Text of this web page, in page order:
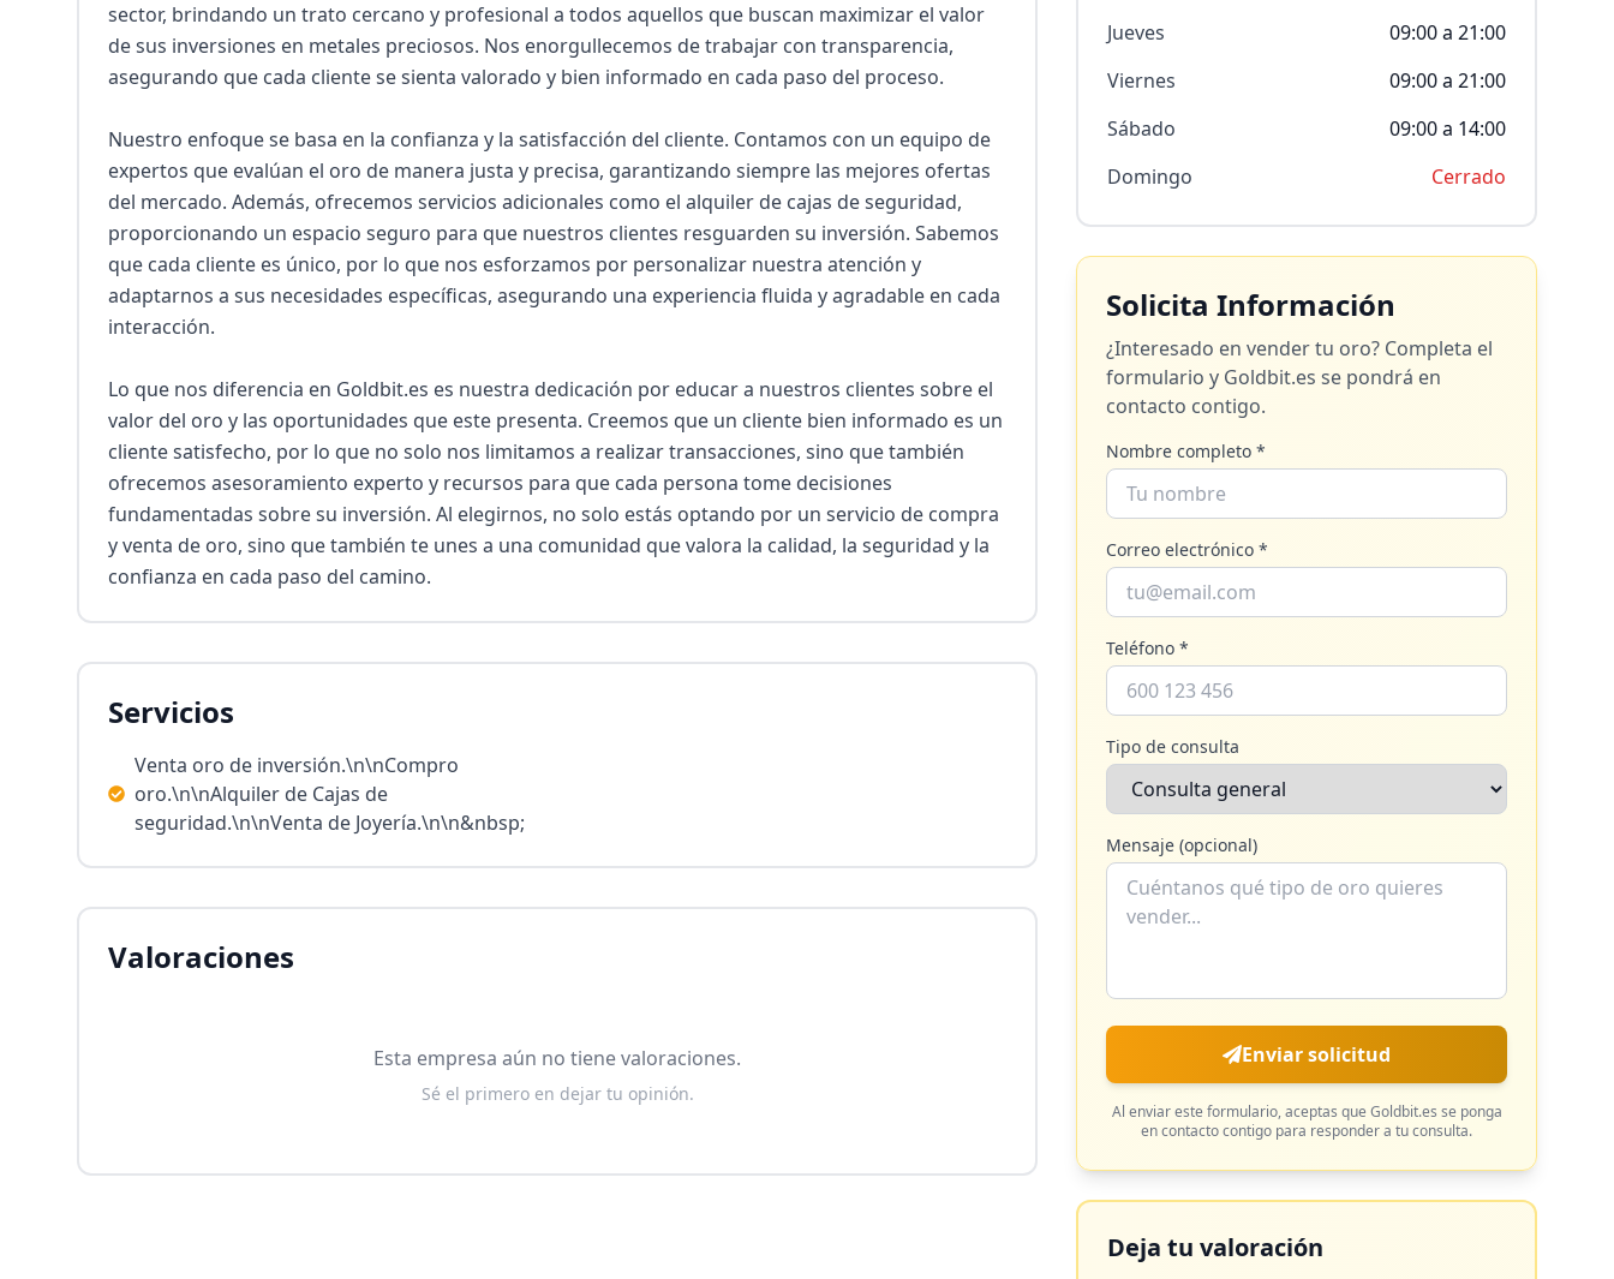
sector, brindando un trato cercano y profesional a todos aquellos que buscan maximizar el valor
de sus inversiones en metales preciosos. Nos enorgullecemos de trabajar con transparencia,
asegurando que cada cliente se sienta valorado y bien informado en cada paso del proceso.
Nuestro enfoque se basa en la confianza y la satisfacción del cliente. Contamos con un equipo de
expertos que evalúan el oro de manera justa y precisa, garantizando siempre las mejores ofertas
del mercado. Además, ofrecemos servicios adicionales como el alquiler de cajas de seguridad,
proporcionando un espacio seguro para que nuestros clientes resguarden su inversión. Sabemos
que cada cliente es único, por lo que nos esforzamos por personalizar nuestra atención y
adaptarnos a sus necesidades específicas, asegurando una experiencia fluida y agradable en cada
interacción.
Lo que nos diferencia en Goldbit.es es nuestra dedicación por educar a nuestros clientes sobre el
valor del oro y las oportunidades que este presenta. Creemos que un cliente bien informado es un
cliente satisfecho, por lo que no solo nos limitamos a realizar transacciones, sino que también
ofrecemos asesoramiento experto y recursos para que cada persona tome decisiones
fundamentadas sobre su inversión. Al elegirnos, no solo estás optando por un servicio de compra
y venta de oro, sino que también te unes a una comunidad que valora la calidad, la seguridad y la
confianza en cada paso del camino.
Servicios
Venta oro de inversión.\n\nCompro
oro.\n\nAlquiler de Cajas de
seguridad.\n\nVenta de Joyería.\n\n&nbsp;
Valoraciones
Esta empresa aún no tiene valoraciones.
Sé el primero en dejar tu opinión.
Jueves
09:00 a 21:00
Viernes
09:00 a 21:00
Sábado
09:00 a 14:00
Domingo
Cerrado
Solicita Información
¿Interesado en vender tu oro? Completa el
formulario y Goldbit.es se pondrá en
contacto contigo.
Nombre completo *
Correo electrónico *
Teléfono *
Tipo de consulta
Mensaje (opcional)
Enviar solicitud
Al enviar este formulario, aceptas que Goldbit.es se ponga
en contacto contigo para responder a tu consulta.
Deja tu valoración